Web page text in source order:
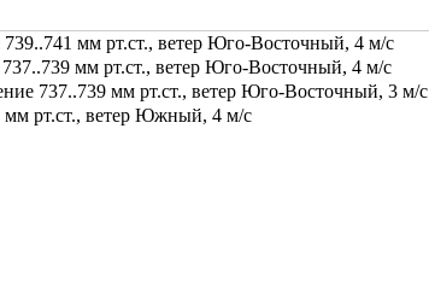
739..741 мм рт.ст., ветер Юго-Восточный, 4 м/с
737..739 мм рт.ст., ветер Юго-Восточный, 4 м/с
737..739 мм рт.ст., ветер Юго-Восточный, 3 м/с
мм рт.ст., ветер Южный, 4 м/с